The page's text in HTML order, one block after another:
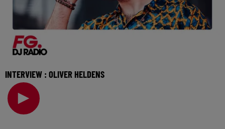
INTERVIEW : OLIVER HELDENS
Invité de l'Happy Hour, Oliver Heldens vient nous parler de
son nouveau single et de son programme p